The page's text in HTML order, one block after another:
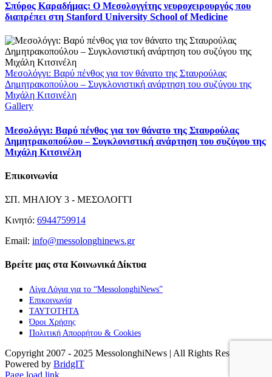
Σπύρος Καραδήμας: Ο Μεσολογγίτης νευροχειρουργός που
διαπρέπει στη Stanford University School of Medicine
Μεσολόγγι: Βαρύ πένθος για τον θάνατο της Σταυρούλας
Δημητρακοπούλου – Συγκλονιστική ανάρτηση του συζύγου της
Μιχάλη Κιτσινέλη
Gallery
Μεσολόγγι: Βαρύ πένθος για τον θάνατο της Σταυρούλας
Δημητρακοπούλου – Συγκλονιστική ανάρτηση του συζύγου της
Μιχάλη Κιτσινέλη
Επικοινωνία
ΣΠ. ΜΗΛΙΟΥ 3 - ΜΕΣΟΛΟΓΓΙ
Κινητό: 6944759914
Email: info@messolonghinews.gr
Βρείτε μας στα Κοινωνικά Δίκτυα
Λίγα Λόγια για το “MessolonghiNews”
Επικοινωνία
ΤΑΥΤΟΤΗΤΑ
Όροι Χρήσης
Πολιτική Απορρήτου & Cookies
Copyright 2007 - 2025 MessolonghiNews | All Rights Reserved |
Powered by BridgIT
YouTube
Facebook
Instagram
Page load link